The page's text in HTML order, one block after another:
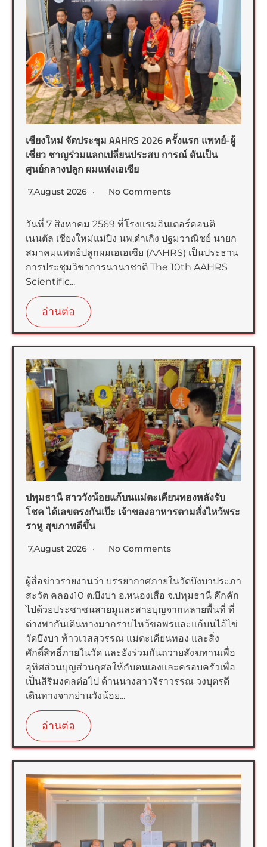
เชียงใหม่ จัดประชุม AAHRS 2026 ครั้งแรก แพทย์-ผู้
เชี่ยว ชาญร่วมแลกเปลี่ยนประสบ การณ์ ดันเป็น
ศูนย์กลางปลูก ผมแห่งเอเซีย
7,August 2026 No Comments
วันที่ 7 สิงหาคม 2569 ที่โรงแรมอินเตอร์คอนติ
เนนตัล เชียงใหม่แม่ปิง นพ.ดำเกิง ปฐมวาณิชย์ นายก
สมาคมแพทย์ปลูกผมเอเอเซีย (AAHRS) เป็นประธาน
การประชุมวิชาการนานาชาติ The 10th AAHRS
Scientific...
อ่านต่อ
ปทุมธานี สาววังน้อยแก้บนแม่ตะเคียนทองหลังรับ
โชค ได้เลขตรงกันเป๊ะ เจ้าของอาหารตามสั่งไหว้พระ
ราหู สุขภาพดีขึ้น
7,August 2026 No Comments
ผู้สื่อข่าวรายงานว่า บรรยากาศภายในวัดบึงบาประภา
สะวัต คลอง10 ต.บึงบา อ.หนองเสือ จ.ปทุมธานี คึกคัก
ไปด้วยประชาชนสายมูและสายบุญจากหลายพื้นที่ ที่
ต่างพากันเดินทางมากราบไหว้ขอพรและแก้บนไอ้ไข่
วัดบึงบา ท้าวเวสสุวรรณ แม่ตะเคียนทอง และสิ่ง
ศักดิ์สิทธิ์ภายในวัด และยังร่วมกันถวายสังฆทานเพื่อ
อุทิศส่วนบุญส่วนกุศลให้กับตนเองและครอบครัวเพื่อ
เป็นสิริมงคลต่อไป ด้านนางสาวจิราวรรณ วงบุตรดี
เดินทางจากย่านวังน้อย...
อ่านต่อ